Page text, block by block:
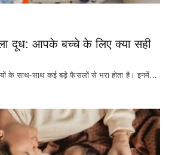
दूध: आपके बच्चे के लिए क्या सही
के साथ-साथ कई बड़े फैसलों से भरा होता है। इनमें…